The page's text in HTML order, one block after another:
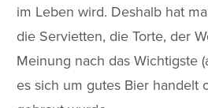
im Leben wird. Deshalb hat
die Servietten, die Torte, der
Meinung nach das Wichtigste
es sich um gutes Bier handelt